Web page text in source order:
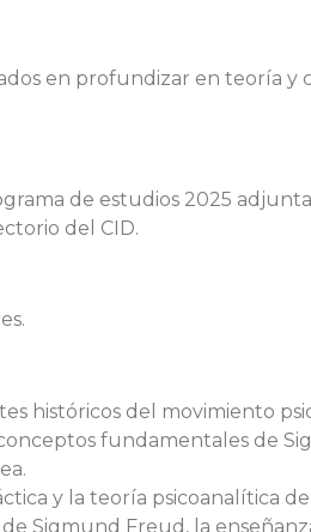
en profundizar en teoría y
de estudios 2025
del CID.
históricos del movimiento
fundamentales de
y la teoría psicoanalítica
Sigmund Freud, la